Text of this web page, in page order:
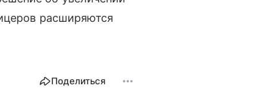
расширяются
Поделиться